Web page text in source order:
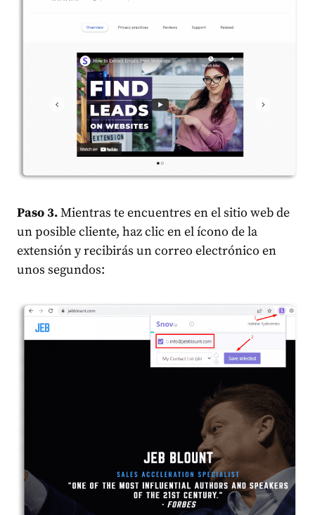
Paso 3.Mientras te encuentres en el sitio web de
un posible cliente, haz clic en el ícono de la
extensión y recibirás un correo electrónico en
unos segundos: